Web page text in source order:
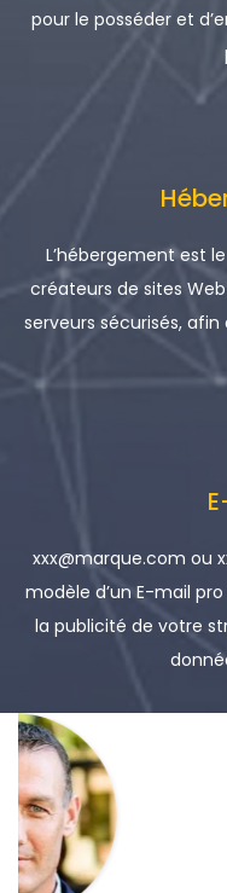
pour le posséder et
L’hébergement est
créateurs de sites
serveurs sécurisés,
xxx@marque.com ou
modèle d’un E-mail
la publicité de votre